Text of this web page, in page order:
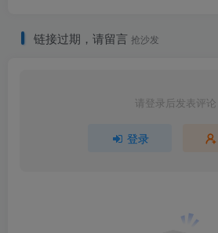
链接过期，请留言 抢沙发
请登录后发表评论
登录